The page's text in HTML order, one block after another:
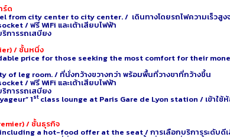
ร์ด
city center to city center. / เดินทางโดยรถไฟความเร็วสูง
/ ฟรี WiFi และเต้าเสียบไฟฟ้า
การรถเสบียง
/ ชั้นหนึ่ง
price for those seeking the most comfort for their
leg room. / ที่นั่งกว้างขวางกว่า พร้อมพื้นที่วางขาที่กว้างขึ้น
/ ฟรี WiFi และเต้าเสียบไฟฟ้า
การรถเสบียง
1stclass lounge at Paris Gare de Lyon station / เข้าใช้ห้
/ ชั้นธุรกิจ
a hot-food offer at the seat / การเลือกบริการระดับดีเ